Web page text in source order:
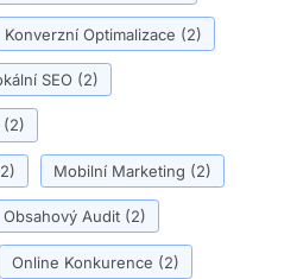
Konverzní Optimalizace (2)
SEO (2)
(2)
Mobilní Marketing (2)
Obsahový Audit (2)
Online Konkurence (2)